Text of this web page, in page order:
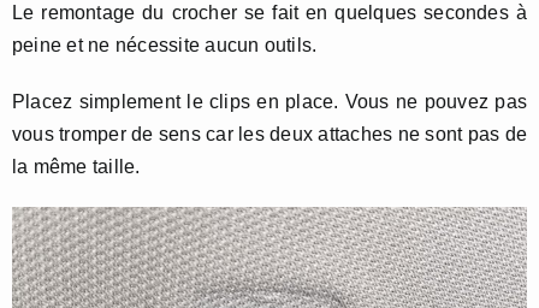
Le remontage du crocher se fait en quelques secondes à
peine et ne nécessite aucun outils.
Placez simplement le clips en place. Vous ne pouvez pas
vous tromper de sens car les deux attaches ne sont pas de
la même taille.